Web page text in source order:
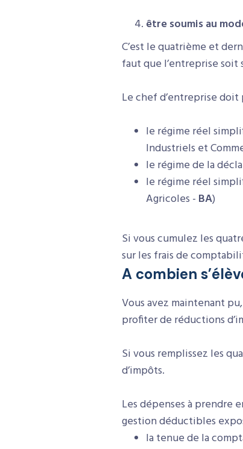
être soumis au
C’est le quatrième et
faut que l’entreprise
Le chef d’entreprise doit
le régime réel
Industriels et
le régime de la
le régime réel
Agricoles - BA)
Si vous cumulez les
sur les frais de
A combien
Vous avez maintenant
profiter de réductions
Si vous remplissez les
d’impôts.
Les dépenses à prendre
gestion déductibles
la tenue de la